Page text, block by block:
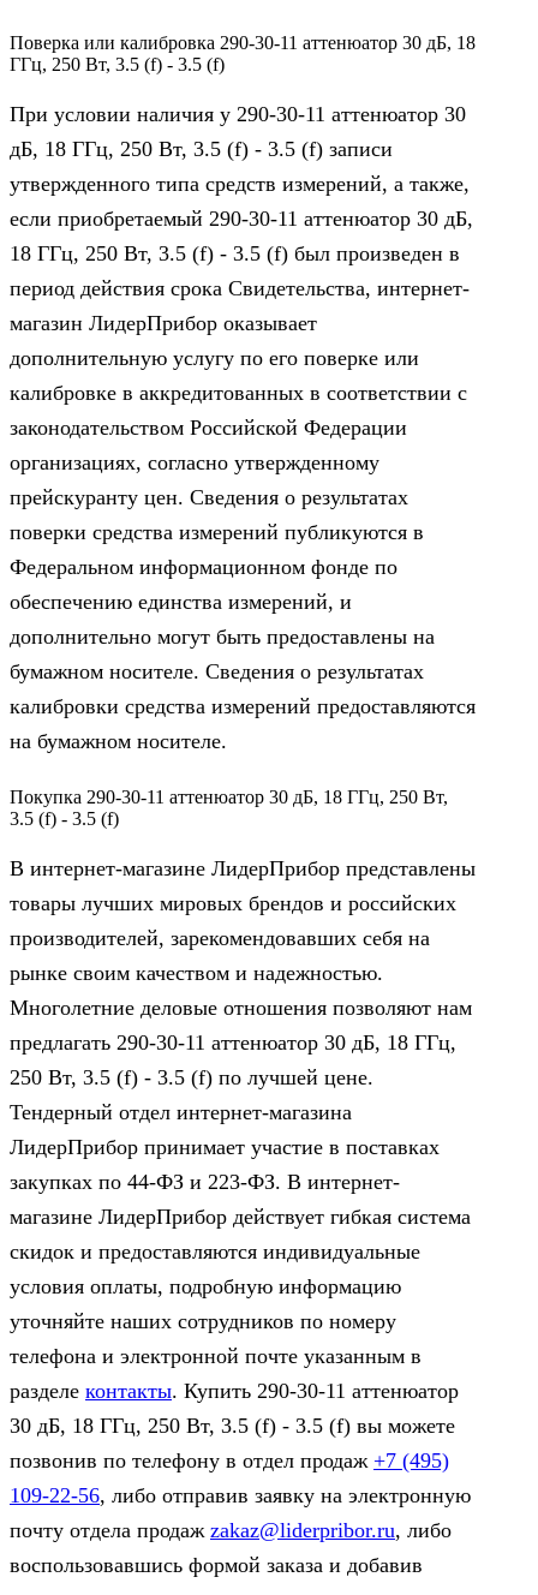
Поверка или калибровка 290-30-11 аттенюатор 30 дБ, 18
ГГц, 250 Вт, 3.5 (f) - 3.5 (f)
При условии наличия у 290-30-11 аттенюатор 30
дБ, 18 ГГц, 250 Вт, 3.5 (f) - 3.5 (f) записи
утвержденного типа средств измерений, а также,
если приобретаемый 290-30-11 аттенюатор 30 дБ,
18 ГГц, 250 Вт, 3.5 (f) - 3.5 (f) был произведен в
период действия срока Свидетельства, интернет-
магазин ЛидерПрибор оказывает
дополнительную услугу по его поверке или
калибровке в аккредитованных в соответствии с
законодательством Российской Федерации
организациях, согласно утвержденному
прейскуранту цен. Сведения о результатах
поверки средства измерений публикуются в
Федеральном информационном фонде по
обеспечению единства измерений, и
дополнительно могут быть предоставлены на
бумажном носителе. Сведения о результатах
калибровки средства измерений предоставляются
на бумажном носителе.
Покупка 290-30-11 аттенюатор 30 дБ, 18 ГГц, 250 Вт,
3.5 (f) - 3.5 (f)
В интернет-магазине ЛидерПрибор представлены
товары лучших мировых брендов и российских
производителей, зарекомендовавших себя на
рынке своим качеством и надежностью.
Многолетние деловые отношения позволяют нам
предлагать 290-30-11 аттенюатор 30 дБ, 18 ГГц,
250 Вт, 3.5 (f) - 3.5 (f) по лучшей цене.
Тендерный отдел интернет-магазина
ЛидерПрибор принимает участие в поставках
закупках по 44‑ФЗ и 223‑ФЗ. В интернет-
магазине ЛидерПрибор действует гибкая система
скидок и предоставляются индивидуальные
условия оплаты, подробную информацию
уточняйте наших сотрудников по номеру
телефона и электронной почте указанным в
разделе контакты. Купить 290-30-11 аттенюатор
30 дБ, 18 ГГц, 250 Вт, 3.5 (f) - 3.5 (f) вы можете
позвонив по телефону в отдел продаж +7 (495)
109-22-56, либо отправив заявку на электронную
почту отдела продаж zakaz@liderpribor.ru, либо
воспользовавшись формой заказа и добавив